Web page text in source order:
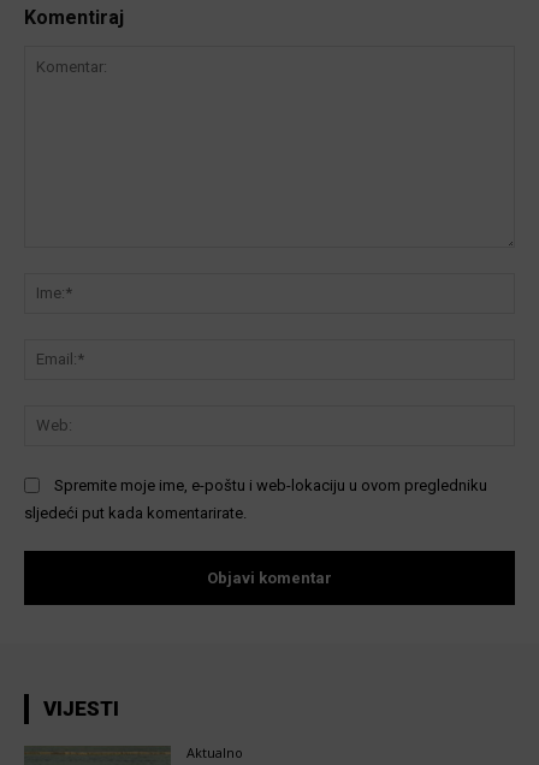
Komentiraj
Spremite moje ime, e-poštu i web-lokaciju u ovom pregledniku
sljedeći put kada komentarirate.
VIJESTI
Aktualno